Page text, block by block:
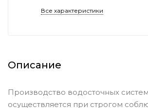
Все характеристики
Описание
Производство водосточных систем
осуществляется при строгом